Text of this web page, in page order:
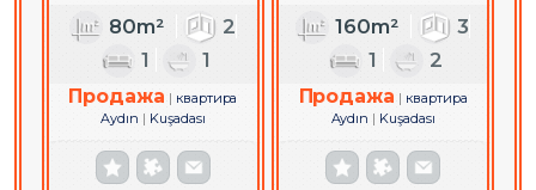
80m²
2
1
1
Продажа
квартира
Aydın
Kuşadası
160m²
3
1
2
Продажа
квартира
Aydın
Kuşadası